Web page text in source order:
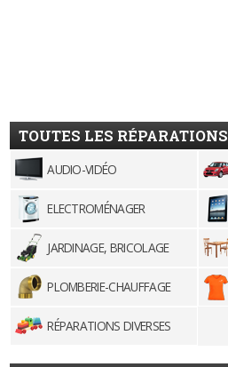
TOUTES LES RÉPARATIONS
AUDIO-VIDÉO
ELECTROMÉNAGER
JARDINAGE, BRICOLAGE
PLOMBERIE-CHAUFFAGE
RÉPARATIONS DIVERSES